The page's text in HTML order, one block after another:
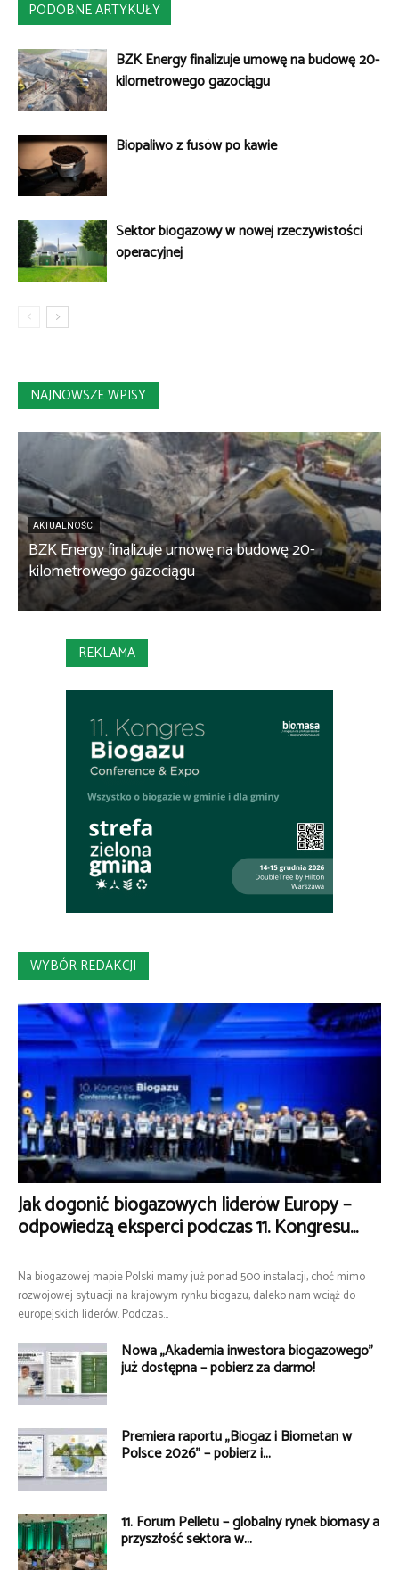
PODOBNE ARTYKUŁY
BZK Energy finalizuje umowę na budowę 20-
kilometrowego gazociągu
Biopaliwo z fusów po kawie
Sektor biogazowy w nowej rzeczywistości
operacyjnej
NAJNOWSZE WPISY
AKTUALNOŚCI
BZK Energy finalizuje umowę na budowę 20-
kilometrowego gazociągu
REKLAMA
WYBÓR REDAKCJI
Jak dogonić biogazowych liderów Europy –
odpowiedzą eksperci podczas 11. Kongresu...
Na biogazowej mapie Polski mamy już ponad 500 instalacji, choć mimo
rozwojowej sytuacji na krajowym rynku biogazu, daleko nam wciąż do
europejskich liderów. Podczas...
Nowa „Akademia inwestora biogazowego”
już dostępna – pobierz za darmo!
Premiera raportu „Biogaz i Biometan w
Polsce 2026” – pobierz i...
11. Forum Pelletu – globalny rynek biomasy a
przyszłość sektora w...